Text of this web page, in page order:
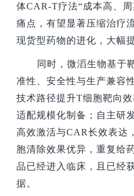
体CAR-T疗法“成本高、
痛点，有望显著压缩治疗
现货型药物的进化，大幅
同时，微滔生物基于
准性、安全性与生产兼容
技术路径提升T细胞靶向
适配规模化制备；自主研
高效激活与CAR长效表达
胞清除效果优异，重复给
品已经进入临床，且已经
据。